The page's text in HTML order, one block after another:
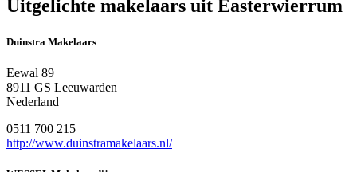
Uitgelichte makelaars uit Easterwierrum
Duinstra Makelaars
Eewal 89
8911 GS Leeuwarden
Nederland
0511 700 215
http://www.duinstramakelaars.nl/